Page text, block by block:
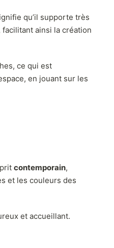
qu’il supporte très
ainsi la création
ce qui est
en jouant sur les
contemporain,
et les couleurs des
et accueillant.